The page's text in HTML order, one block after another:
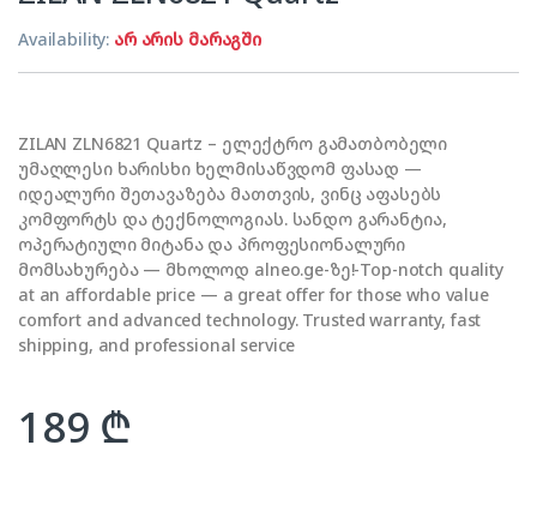
Availability: არ არის მარაგში
ZILAN ZLN6821 Quartz – ელექტრო გამათბობელი
უმაღლესი ხარისხი ხელმისაწვდომ ფასად —
იდეალური შეთავაზება მათთვის, ვინც აფასებს
კომფორტს და ტექნოლოგიას. სანდო გარანტია,
ოპერატიული მიტანა და პროფესიონალური
მომსახურება — მხოლოდ alneo.ge-ზე!-Top-notch quality
at an affordable price — a great offer for those who value
comfort and advanced technology. Trusted warranty, fast
shipping, and professional service
189 ₾